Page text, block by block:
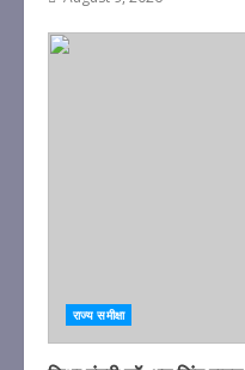
राज्य समीक्षा